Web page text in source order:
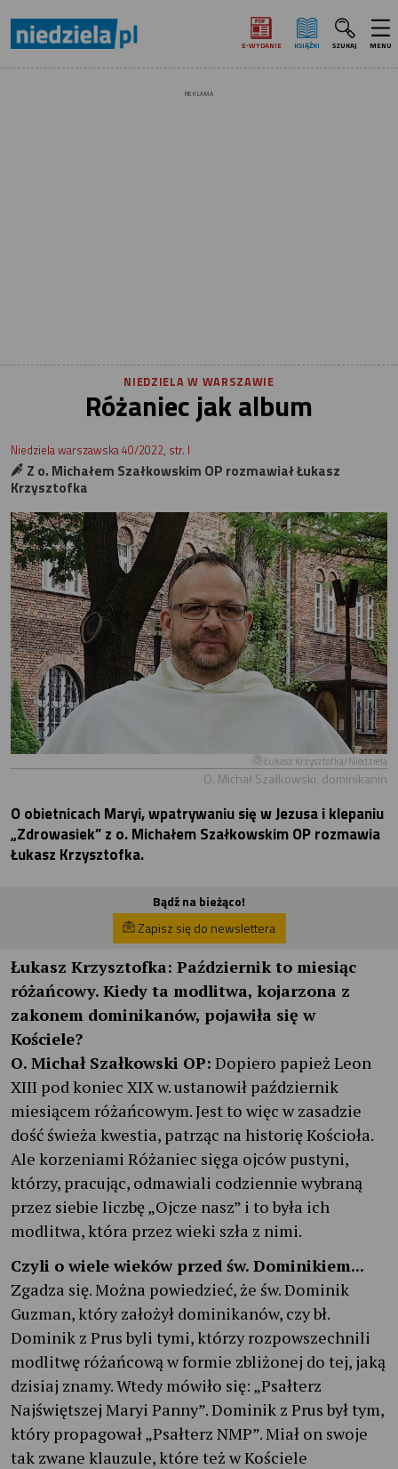
E‑WYDANIE KSIĄŻKI SZUKAJ MENU
REKLAMA
NIEDZIELA W WARSZAWIE
Różaniec jak album
Niedziela warszawska 40/2022, str. I
Z o. Michałem Szałkowskim OP rozmawiał Łukasz
Krzysztofka
Łukasz Krzysztofka/Niedziela
O. Michał Szałkowski, dominikanin
O obietnicach Maryi, wpatrywaniu się w Jezusa i klepaniu
„Zdrowasiek” z o. Michałem Szałkowskim OP rozmawia
Łukasz Krzysztofka.
Bądź na bieżąco!
Zapisz się do newslettera
Łukasz Krzysztofka: Październik to miesiąc
różańcowy. Kiedy ta modlitwa, kojarzona z
zakonem dominikanów, pojawiła się w
Kościele?
O. Michał Szałkowski OP: Dopiero papież Leon
XIII pod koniec XIX w. ustanowił październik
miesiącem różańcowym. Jest to więc w zasadzie
dość świeża kwestia, patrząc na historię Kościoła.
Ale korzeniami Różaniec sięga ojców pustyni,
którzy, pracując, odmawiali codziennie wybraną
przez siebie liczbę „Ojcze nasz” i to była ich
modlitwa, która przez wieki szła z nimi.
Czyli o wiele wieków przed św. Dominikiem...
Zgadza się. Można powiedzieć, że św. Dominik
Guzman, który założył dominikanów, czy bł.
Dominik z Prus byli tymi, którzy rozpowszechnili
modlitwę różańcową w formie zbliżonej do tej, jaką
dzisiaj znamy. Wtedy mówiło się: „Psałterz
Najświętszej Maryi Panny”. Dominik z Prus był tym,
który propagował „Psałterz NMP”. Miał on swoje
tak zwane klauzule, które też w Kościele